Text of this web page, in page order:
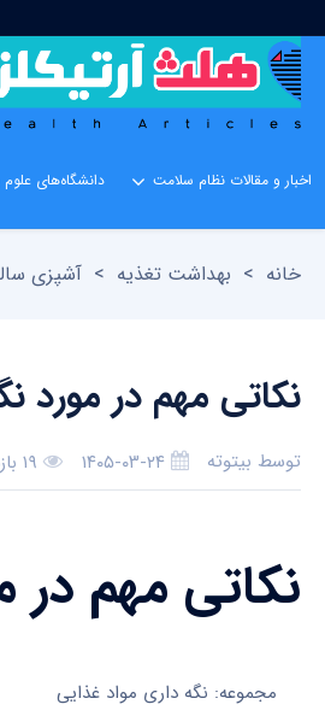
اخبار و مقالات نظام سلامت دانشگاه‌های
خانه > بهداشت تغذیه > آشپزی
نکاتی مهم در مورد
توسط بیتوته ۱۴۰۵-۰۳-۲۴ ۱۹ بازدید
نکاتی مهم در
مجموعه: نگه داری مواد غذایی